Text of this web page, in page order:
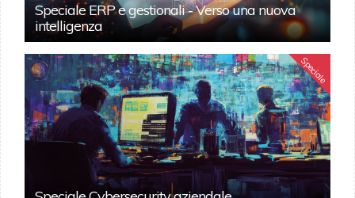
Speciale ERP e gestionali - Verso una nuova
intelligenza
Speciale